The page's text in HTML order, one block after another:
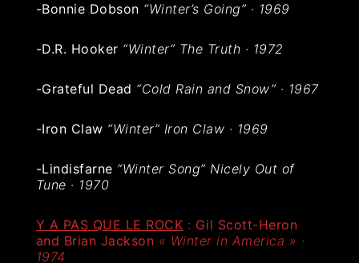
-Bonnie Dobson “Winter’s Going” · 1969
-D.R. Hooker “Winter” The Truth · 1972
-Grateful Dead “Cold Rain and Snow” · 1967
-Iron Claw “Winter” Iron Claw · 1969
-Lindisfarne “Winter Song” Nicely Out of
Tune · 1970
Y A PAS QUE LE ROCK : Gil Scott-Heron
and Brian Jackson « Winter in America » ·
1974